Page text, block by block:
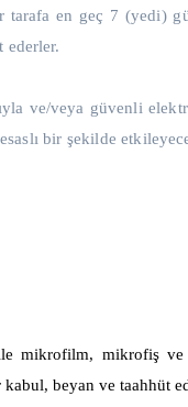
tarafa en geç 7 (yedi)
ederler.
ve/veya güvenli
bir şekilde
mikrofilm, mikrofiş ve
beyan ve taahhüt